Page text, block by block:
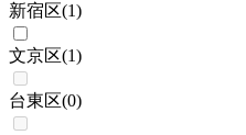
新宿区(1)
文京区(1)
台東区(0)